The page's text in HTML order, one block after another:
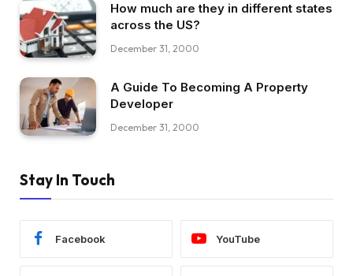
How much are they in different states
across the US?
December 31, 2000
A Guide To Becoming A Property
Developer
December 31, 2000
Stay In Touch
Facebook YouTube